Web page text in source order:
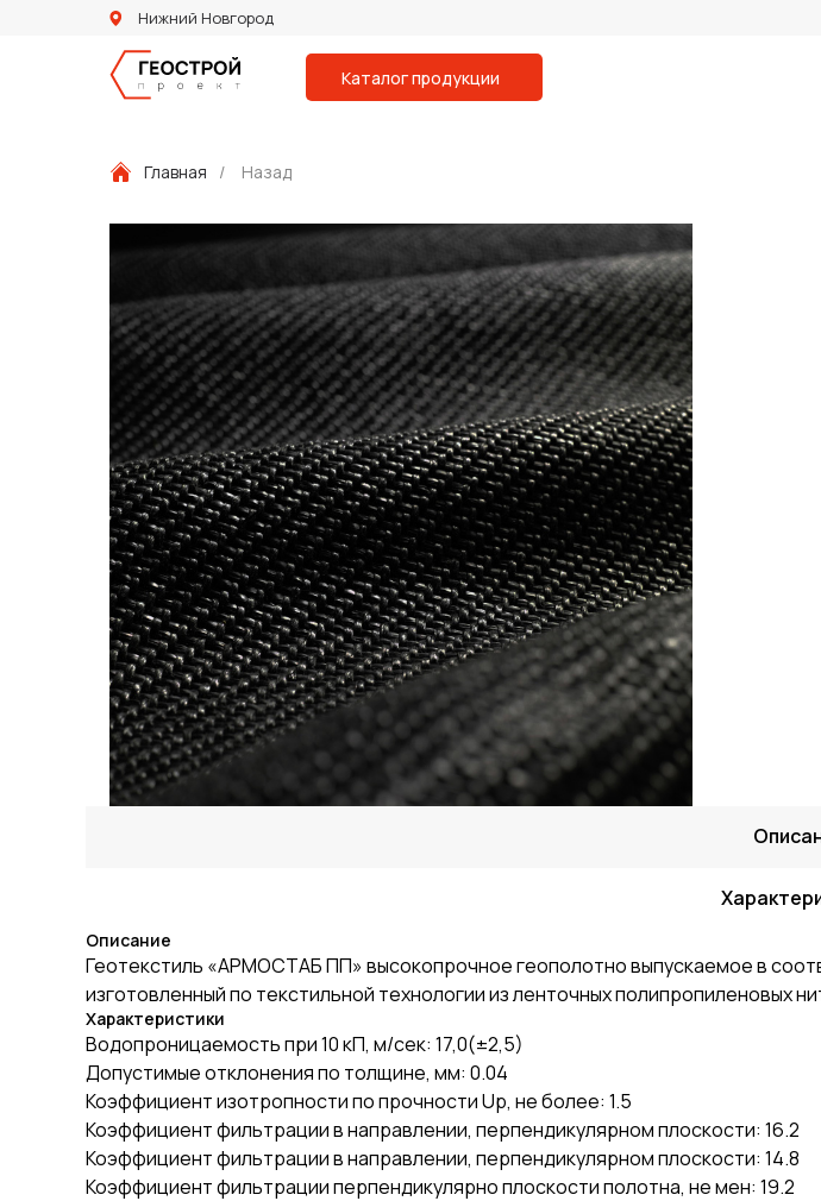
Нижний Новгород
Каталог продукции
Главная / Назад
Описание
Геотекстиль «АРМОСТАБ ПП» высокопрочное геополотно выпускаемое в
изготовленный по текстильной технологии из ленточных полипропиленовых
Характеристики
Водопроницаемость при 10 кП, м/сек: 17,0(±2,5)
Допустимые отклонения по толщине, мм: 0.04
Коэффициент изотропности по прочности Up, не более: 1.5
Коэффициент фильтрации в направлении, перпендикулярном плоскости: 16.2
Коэффициент фильтрации в направлении, перпендикулярном плоскости: 14.8
Коэффициент фильтрации перпендикулярно плоскости полотна, не мен: 19.2